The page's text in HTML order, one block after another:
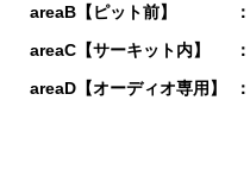
areaB【ピット前】
areaC【サーキット内】
areaD【オーディオ専用】